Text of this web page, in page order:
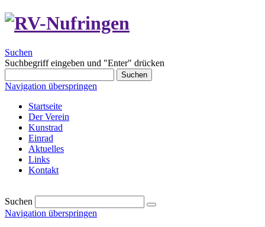
Suchen
Suchbegriff eingeben und "Enter" drücken
Suchen
Navigation überspringen
Startseite
Der Verein
Kunstrad
Einrad
Aktuelles
Links
Kontakt
Suchen
Navigation überspringen